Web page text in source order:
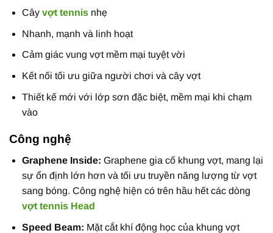
Cây vợt tennisnhẹ
Nhanh, mạnh và linh hoạt
Cảm giác vung vợt mềm mại tuyệt vời
Kết nối tối ưu giữa người chơi và cây vợt
Thiết kế mới với lớp sơn đặc biệt, mềm mại khi chạm
vào
Công nghệ
Graphene Inside: Graphene gia cố khung vợt, mang lại
sự ổn định lớn hơn và tối ưu truyền năng lượng từ vợt
sang bóng. Công nghệ hiện có trên hầu hết các dòng
vợt tennis Head
Speed Beam: Mặt cắt khí động học của khung vợt